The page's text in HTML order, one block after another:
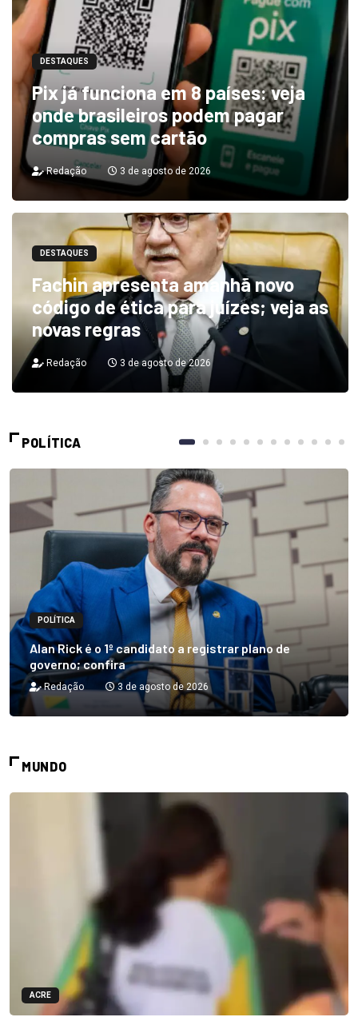
DESTAQUES
Pix já funciona em 8 países: veja
onde brasileiros podem pagar
compras sem cartão
Redação 3 de agosto de 2026
DESTAQUES
Fachin apresenta amanhã novo
código de ética para juízes; veja as
novas regras
Redação 3 de agosto de 2026
POLÍTICA
POLÍTICA
Alan Rick é o 1º candidato a registrar plano de
governo; confira
Redação 3 de agosto de 2026
MUNDO
ACRE